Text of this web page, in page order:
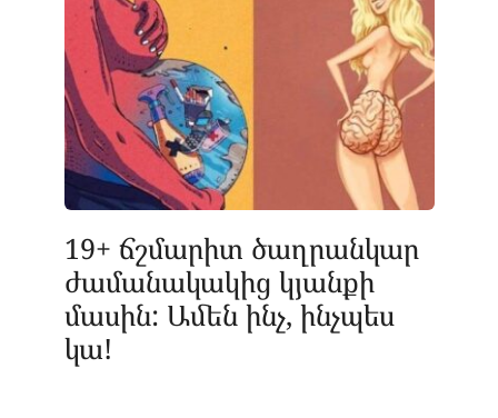
19+ ճշմարիտ ծաղրանկար
ժամանակակից կյանքի
մասին: Ամեն ինչ, ինչպես
կա!